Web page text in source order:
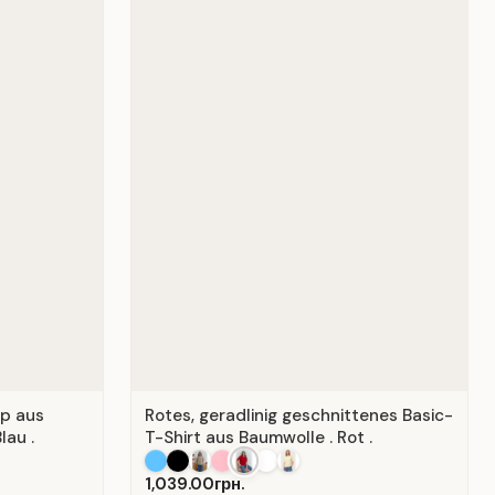
aus
.
Rotes, geradlinig geschnittenes Basic-
T-Shirt aus Baumwolle . Rot .
1,039.00грн.